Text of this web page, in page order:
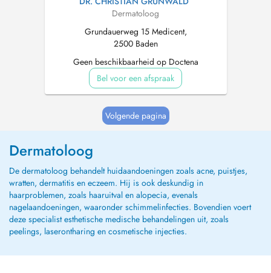
Dermatoloog
Grundauerweg 15 Medicent,
2500 Baden
Geen beschikbaarheid op Doctena
Bel voor een afspraak
Volgende pagina
Dermatoloog
De dermatoloog behandelt huidaandoeningen zoals acne, puistjes,
wratten, dermatitis en eczeem. Hij is ook deskundig in
haarproblemen, zoals haaruitval en alopecia, evenals
nagelaandoeningen, waaronder schimmelinfecties. Bovendien voert
deze specialist esthetische medische behandelingen uit, zoals
peelings, laserontharing en cosmetische injecties.